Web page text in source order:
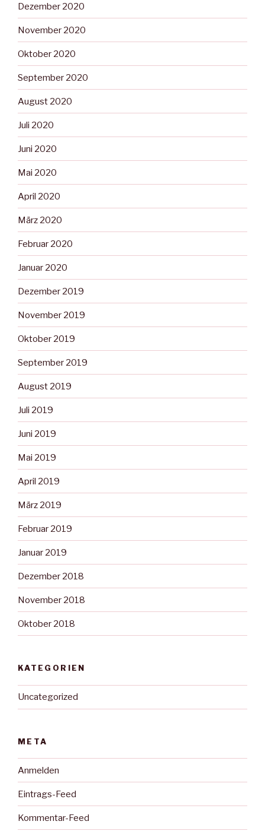
Dezember 2020
November 2020
Oktober 2020
September 2020
August 2020
Juli 2020
Juni 2020
Mai 2020
April 2020
März 2020
Februar 2020
Januar 2020
Dezember 2019
November 2019
Oktober 2019
September 2019
August 2019
Juli 2019
Juni 2019
Mai 2019
April 2019
März 2019
Februar 2019
Januar 2019
Dezember 2018
November 2018
Oktober 2018
KATEGORIEN
Uncategorized
META
Anmelden
Eintrags-Feed
Kommentar-Feed